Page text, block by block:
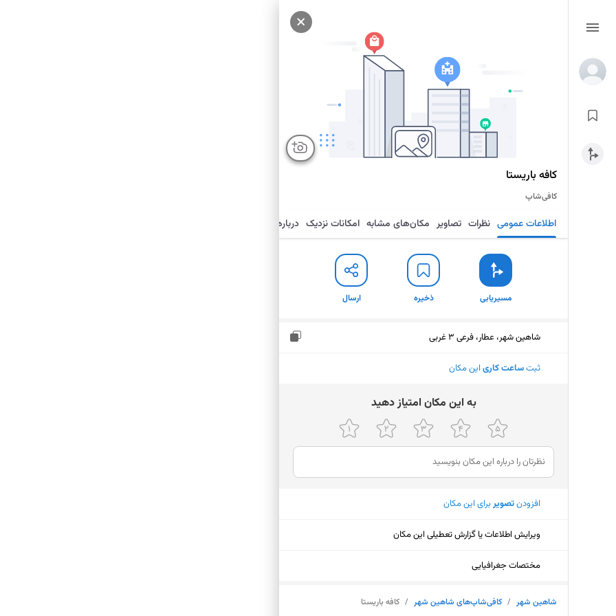
کافه باریستا
کافی‌شاپ
اطلاعات عمومی نظرات تصاویر مکان‌های مشابه امکانات نزدیک درباره
مسیریابی ذخیره ارسال
شاهین شهر، عطار، فرعی 3 غربی
ثبتساعت کاری این مکان
ﺑﻪ اﯾﻦ ﻣﮑﺎن اﻣﺘﯿﺎز دﻫﯿﺪ
افزودنتصویربرای این مکان
ویرایش اطلاعات یا گزارش تعطیلی این مکان
مختصات جغرافیایی
شاهین شهر / کافی‌شاپ‌های شاهین شهر / کافه باریستا